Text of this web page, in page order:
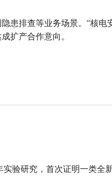
患排查等业务场景。“核电
扩产合作意向。
验研究，首次证明一类全